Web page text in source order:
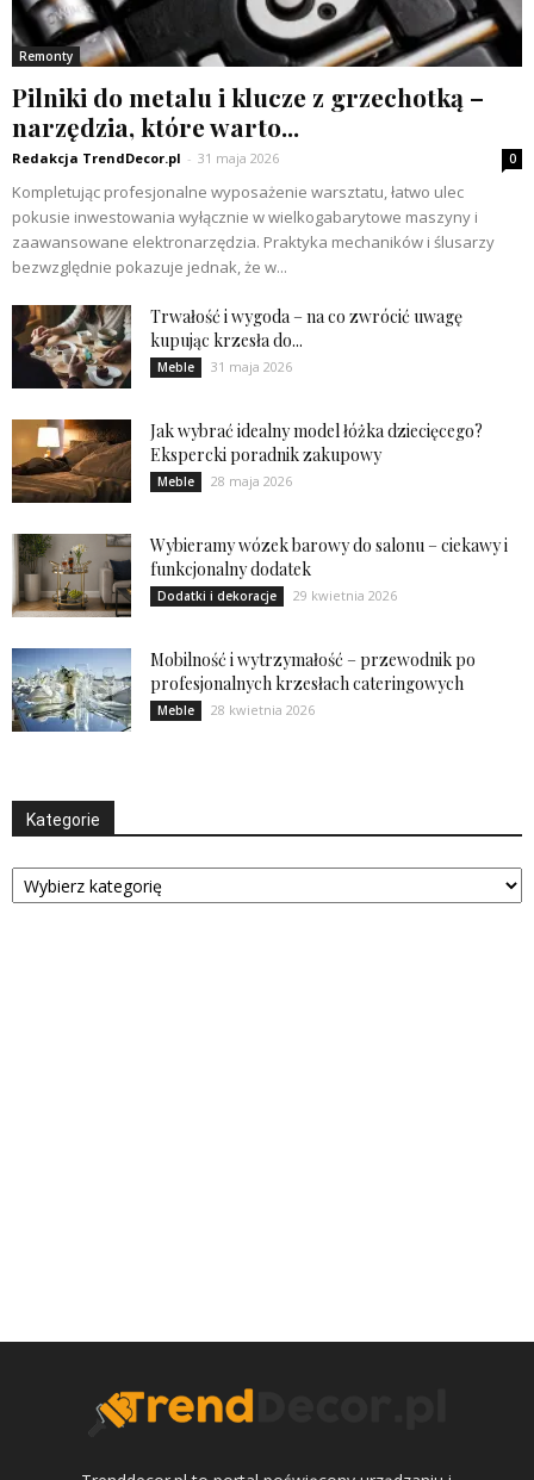
Remonty
Pilniki do metalu i klucze z grzechotką –
narzędzia, które warto...
Redakcja TrendDecor.pl - 31 maja 2026 0
Kompletując profesjonalne wyposażenie warsztatu, łatwo ulec
pokusie inwestowania wyłącznie w wielkogabarytowe maszyny i
zaawansowane elektronarzędzia. Praktyka mechaników i ślusarzy
bezwzględnie pokazuje jednak, że w...
Trwałość i wygoda – na co zwrócić uwagę
kupując krzesła do...
Meble 31 maja 2026
Jak wybrać idealny model łóżka dziecięcego?
Ekspercki poradnik zakupowy
Meble 28 maja 2026
Wybieramy wózek barowy do salonu – ciekawy i
funkcjonalny dodatek
Dodatki i dekoracje 29 kwietnia 2026
Mobilność i wytrzymałość – przewodnik po
profesjonalnych krzesłach cateringowych
Meble 28 kwietnia 2026
Kategorie
Kategorie